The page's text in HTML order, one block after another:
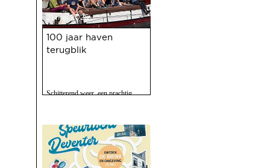
21 mei 2025
100 jaar haven
terugblik
Schitterend weer, een prachtig
op 10 mei jl. van 100 jaar Haven
was een ongekend succes.